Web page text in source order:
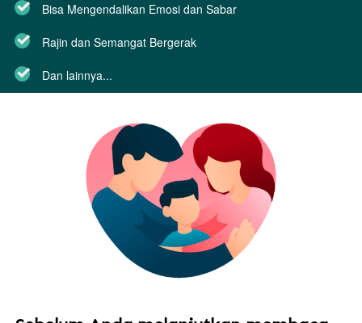
Bisa Mengendalikan Emosi dan Sabar
Rajin dan Semangat Bergerak
Dan lainnya...